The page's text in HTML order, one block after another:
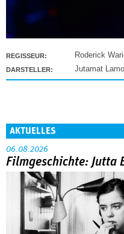
REGISSEUR: Roderick
DARSTELLER: Jutamat
AKTUELLES
06.08.2026
Filmgeschichte: Jutta